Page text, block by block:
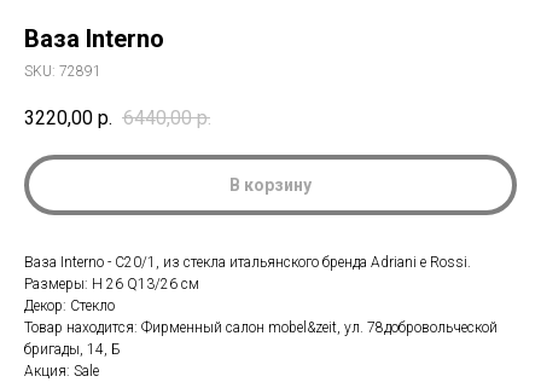
Ваза Interno
SKU: 72891
3220,00 р. 6440,00 р.
В корзину
Ваза Interno - C20/1, из стекла итальянского бренда Adriani e Rossi.
Размеры: H 26 Q13/26 см
Декор: Стекло
Товар находится: Фирменный салон mobel&zeit, ул. 78добровольческой
бригады, 14, Б
Акция: Sale